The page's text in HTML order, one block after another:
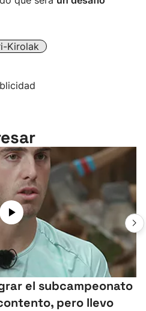
Kirolak
el subcampeonato
pero llevo